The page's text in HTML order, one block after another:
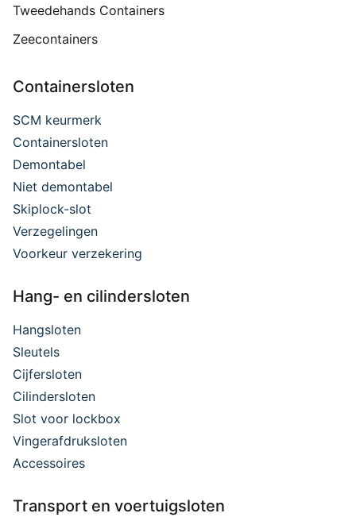
Tweedehands Containers
Zeecontainers
Containersloten
SCM keurmerk
Containersloten
Demontabel
Niet demontabel
Skiplock-slot
Verzegelingen
Voorkeur verzekering
Hang- en cilindersloten
Hangsloten
Sleutels
Cijfersloten
Cilindersloten
Slot voor lockbox
Vingerafdruksloten
Accessoires
Transport en voertuigsloten